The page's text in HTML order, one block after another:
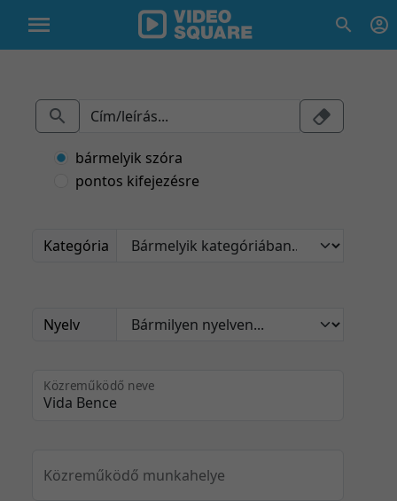
bármelyik szóra
pontos kifejezésre
Kategória
Nyelv
Közreműködő neve
Közreműködő munkahelye